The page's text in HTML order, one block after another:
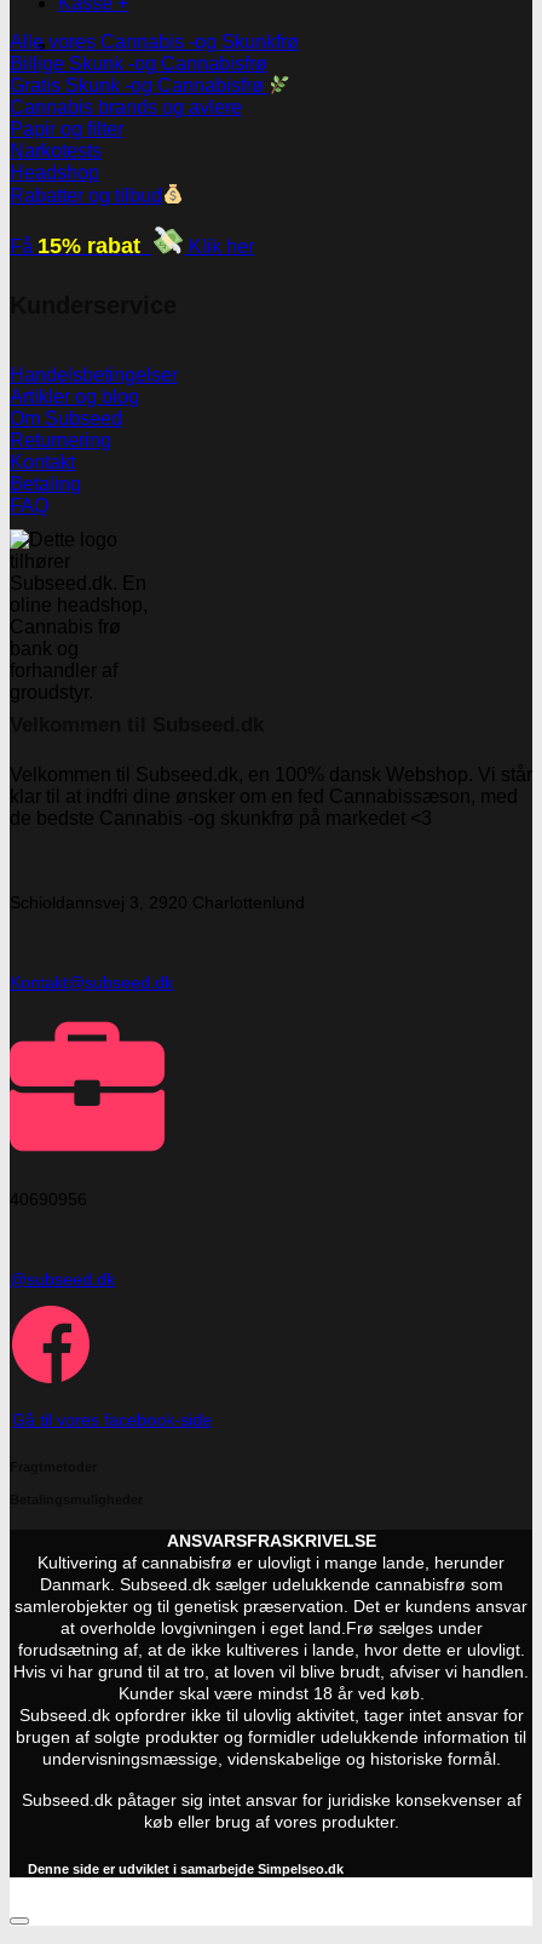
Alle vores Cannabis -og Skunkfrø
Billige Skunk -og Cannabisfrø
Gratis Skunk -og Cannabisfrø
Cannabis brands og avlere
Papir og filter
Narkotests
Headshop
Rabatter og tilbud
Få 15% rabat Klik her
Handelsbetingelser
Artikler og blog
Om Subseed
Returnering
Kontakt
Betaling
FAQ
Velkommen til Subseed.dk, en 100% dansk Webshop. Vi står
klar til at indfri dine ønsker om en fed Cannabissæson, med
de bedste Cannabis -og skunkfrø på markedet <3
Schioldannsvej 3, 2920 Charlottenlund
Kontakt@subseed.dk
40690956
@subseed.dk
Gå til vores facebook-side
ANSVARSFRASKRIVELSE
Kultivering af cannabisfrø er ulovligt i mange lande, herunder
Danmark. Subseed.dk sælger udelukkende cannabisfrø som
samlerobjekter og til genetisk præservation. Det er kundens ansvar
at overholde lovgivningen i eget land. Frø sælges under
forudsætning af, at de ikke kultiveres i lande, hvor dette er ulovligt.
Hvis vi har grund til at tro, at loven vil blive brudt, afviser vi handlen.
Kunder skal være mindst 18 år ved køb.
Subseed.dk opfordrer ikke til ulovlig aktivitet, tager intet ansvar for
brugen af solgte produkter og formidler udelukkende information til
undervisningsmæssige, videnskabelige og historiske formål.
Subseed.dk påtager sig intet ansvar for juridiske konsekvenser af
køb eller brug af vores produkter.
Denne side er udviklet i samarbejde Simpelseo.dk